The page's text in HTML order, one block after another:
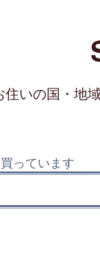
住いの国・地
っています